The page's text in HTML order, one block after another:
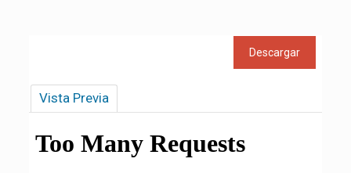
Vista Previa